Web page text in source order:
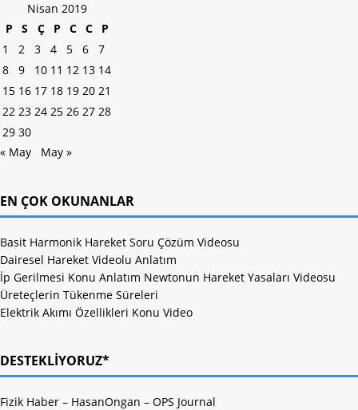
Nisan 2019
P
S Ç P C C
P
1
2 3 4 5 6
7
8
9 10 11 12 13 14
15 16 17 18 19 20 21
22 23 24 25 26 27 28
29 30
« May
May »
EN ÇOK OKUNANLAR
Basit Harmonik Hareket Soru Çözüm Videosu
Dairesel Hareket Videolu Anlatım
İp Gerilmesi Konu Anlatım Newtonun Hareket Yasaları Videosu
Üreteçlerin Tükenme Süreleri
Elektrik Akımı Özellikleri Konu Video
DESTEKLIYORUZ*
Fizik Haber – HasanOngan – OPS Journal